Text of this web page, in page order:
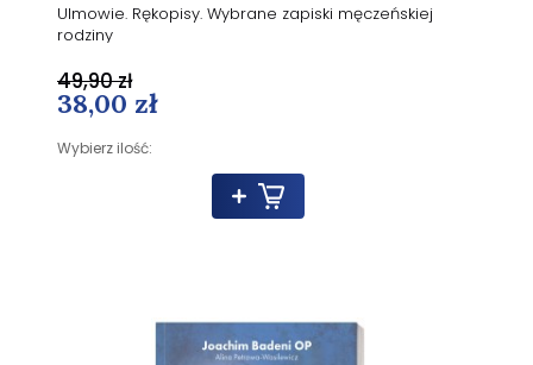
Ulmowie. Rękopisy. Wybrane zapiski męczeńskiej
rodziny
38,00 zł
Wybierz ilość:
49,90 zł